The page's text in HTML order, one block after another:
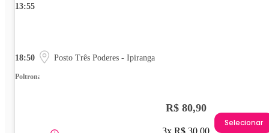
13:55
18:50 Posto Três Poderes - Ipiranga
Poltrona
R$ 80,90
3x R$ 30,00
Selecionar